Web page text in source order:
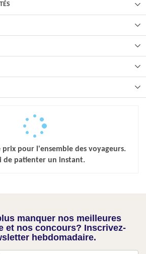
prix pour l'ensemble des voyageurs.
de patienter un instant.
manquer nos meilleures
et nos concours? Inscrivez-
hebdomadaire.